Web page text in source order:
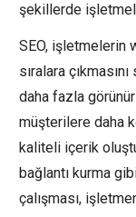
şekillerde
SEO, işletmelerin
sıralara
daha fazla
müşterilere daha
kaliteli içerik
bağlantı kurma
çalışması,